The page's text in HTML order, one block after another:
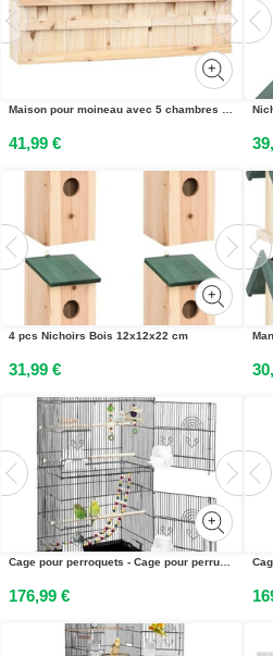
Maison pour moineau avec 5 chambres 68x15x21 cm Bois de sapin
41,99 €
4 pcs Nichoirs Bois 12x12x22 cm
31,99 €
Cage pour perroquets - Cage pour perruches - Grande cage pour oiseaux dintérieur - Volière - Jouets pour oiseaux - Accessoires inclus - Cages pour oiseaux - Noir
176,99 €